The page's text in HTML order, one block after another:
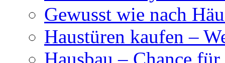
Gewusst wie nach
Haustüren kaufen –